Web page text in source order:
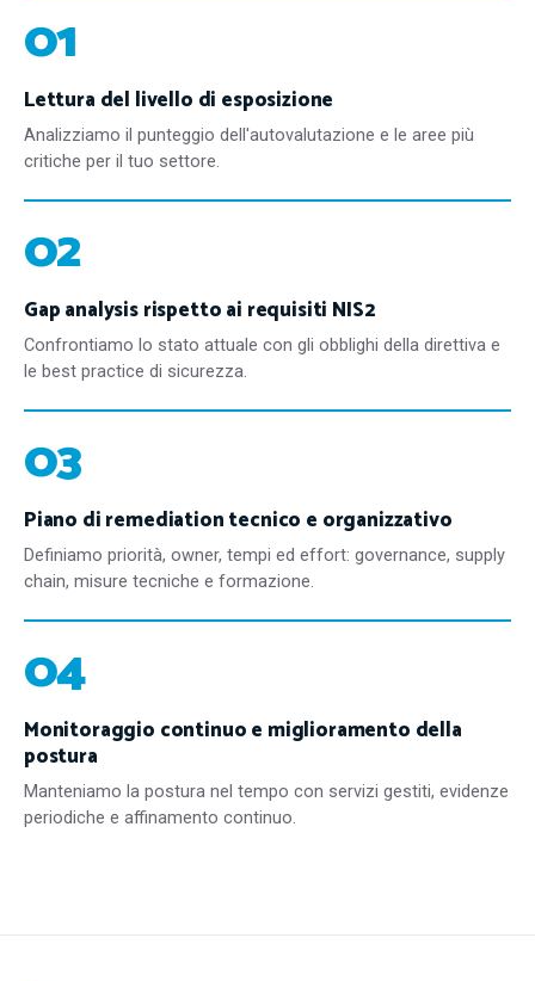
01
Lettura del livello di esposizione
Analizziamo il punteggio dell'autovalutazione e le aree più
critiche per il tuo settore.
02
Gap analysis rispetto ai requisiti NIS2
Confrontiamo lo stato attuale con gli obblighi della direttiva e
le best practice di sicurezza.
03
Piano di remediation tecnico e organizzativo
Definiamo priorità, owner, tempi ed effort: governance, supply
chain, misure tecniche e formazione.
04
Monitoraggio continuo e miglioramento della
postura
Manteniamo la postura nel tempo con servizi gestiti, evidenze
periodiche e affinamento continuo.